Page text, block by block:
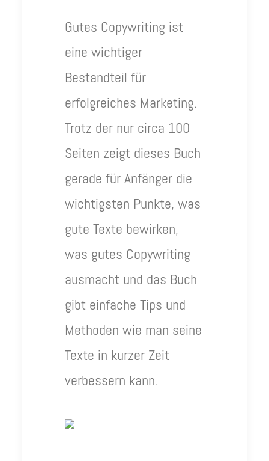
Gutes Copywriting ist
eine wichtiger
Bestandteil für
erfolgreiches Marketing.
Trotz der nur circa 100
Seiten zeigt dieses Buch
gerade für Anfänger die
wichtigsten Punkte, was
gute Texte bewirken,
was gutes Copywriting
ausmacht und das Buch
gibt einfache Tips und
Methoden wie man seine
Texte in kurzer Zeit
verbessern kann.